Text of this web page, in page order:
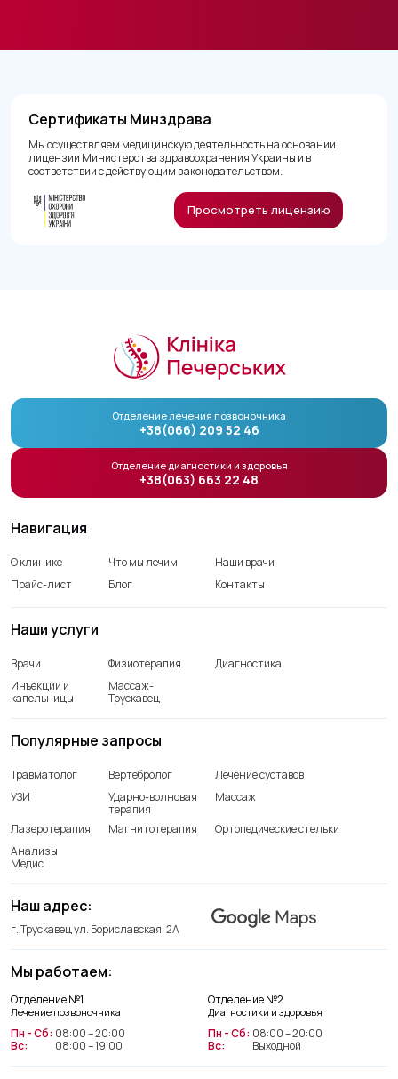
Сертификаты Минздрава
Мы осуществляем медицинскую деятельность на основании
лицензии Министерства здравоохранения Украины и в
соответствии с действующим законодательством.
Просмотреть лицензию
Навигация
О клинике Что мы лечим
Наши врачи
Прайс-лист
Блог Контакты
Наши услуги
Врачи Физиотерапия
Диагностика
Инъекции и
капельницы
Массаж-
Трускавец
Мы работаем:
Отделение №1
Лечение позвоночника
Пн - Сб: 08:00 – 20:00
Вс:
08:00 – 19:00
Отделение №2
Диагностики и здоровья
Пн - Сб: 08:00 – 20:00
Вс:
Выходной
Наш адрес:
г. Трускавец ул. Бориславская, 2А
Популярные запросы
Травматолог Вертебролог
Лечение суставов
УЗИ
Ударно-волновая
терапия
Массаж
Лазеротерапия Магнитотерапия
Ортопедические стельки
Анализы
Медис
Отделение лечения позвоночника
+38(066) 209 52 46
Отделение диагностики и здоровья
+38(063) 663 22 48
+38(066) 209 52 46
Отделение диагностики и
здоровья